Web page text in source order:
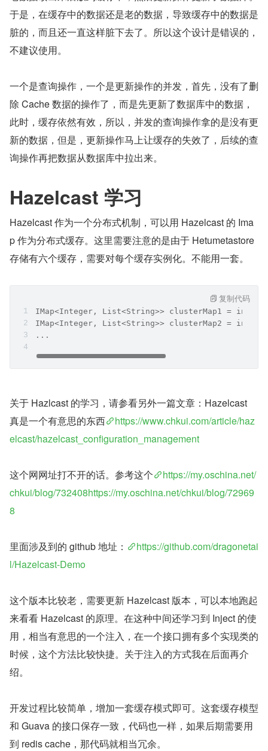
于是，在缓存中的数据还是老的数据，导致缓存中的数据是
脏的，而且还一直这样脏下去了。所以这个设计是错误的，
不建议使用。
一个是查询操作，一个是更新操作的并发，首先，没有了删
除 Cache 数据的操作了，而是先更新了数据库中的数据，
此时，缓存依然有效，所以，并发的查询操作拿的是没有更
新的数据，但是，更新操作马上让缓存的失效了，后续的查
询操作再把数据从数据库中拉出来。
Hazelcast 学习
Hazelcast 作为一个分布式机制，可以用 Hazelcast 的 Ima
p 作为分布式缓存。这里需要注意的是由于 Hetumetastore
存储有六个缓存，需要对每个缓存实例化。不能用一套。
IMap<Integer, List<String>> clusterMap1 =
IMap<Integer, List<String>> clusterMap2 =
...
复制代码
关于 Hazlcast 的学习，请参看另外一篇文章：Hazelcast
真是一个有意思的东西
https://www.chkui.com/article/haz
elcast/hazelcast_configuration_management
这个网网址打不开的话。参考这个
https://my.oschina.net/
chkui/blog/732408https://my.oschina.net/chkui/blog/72969
8
里面涉及到的 github 地址：
https://github.com/dragonetai
l/Hazelcast-Demo
这个版本比较老，需要更新 Hazelcast 版本，可以本地跑起
来看看 Hazelcast 的原理。在这种中间还学习到 Inject 的使
用，相当有意思的一个注入，在一个接口拥有多个实现类的
时候，这个方法比较快捷。关于注入的方式我在后面再介
绍。
开发过程比较简单，增加一套缓存模式即可。这套缓存模型
和 Guava 的接口保存一致，代码也一样，如果后期需要用
到 redis cache，那代码就相当冗余。